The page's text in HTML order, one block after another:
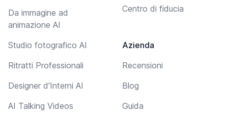
Da immagine ad
animazione AI
Studio fotografico AI
Ritratti Professionali
Designer d'Interni AI
AI Talking Videos
Centro di fiducia
Azienda
Recensioni
Blog
Guida